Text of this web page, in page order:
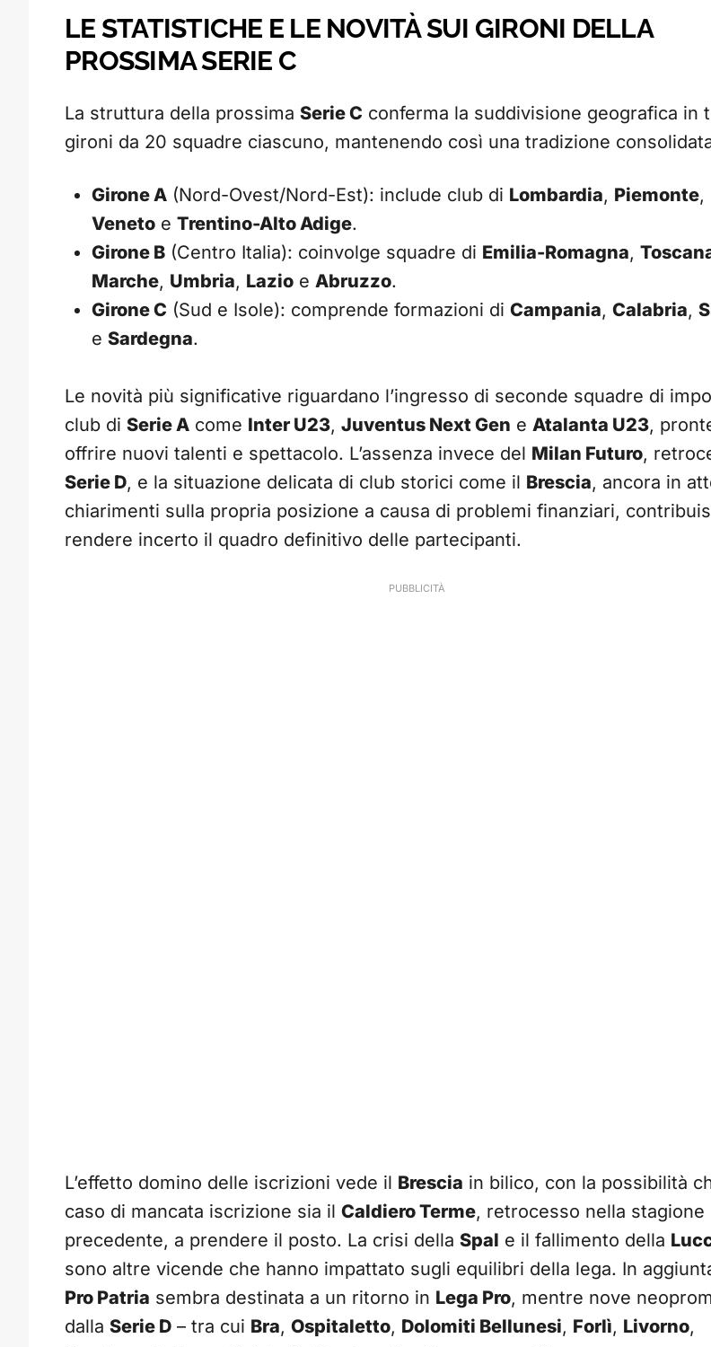
LE STATISTICHE E LE NOVITÀ SUI GIRONI DELLA
PROSSIMA SERIE C
La struttura della prossima Serie C conferma la suddivisione geografica in
gironi da 20 squadre ciascuno, mantenendo così una tradizione
Girone A (Nord-Ovest/Nord-Est): include club di Lombardia, Piemonte,
Veneto e Trentino-Alto Adige.
Girone B (Centro Italia): coinvolge squadre di Emilia-Romagna,
Marche, Umbria, Lazio e Abruzzo.
Girone C (Sud e Isole): comprende formazioni di Campania, Calabria,
e Sardegna.
Le novità più significative riguardano l’ingresso di seconde squadre di
club di Serie A come Inter U23, Juventus Next Gen e Atalanta U23,
offrire nuovi talenti e spettacolo. L’assenza invece del Milan Futuro,
Serie D, e la situazione delicata di club storici come il Brescia, ancora in
chiarimenti sulla propria posizione a causa di problemi finanziari,
rendere incerto il quadro definitivo delle partecipanti.
L’effetto domino delle iscrizioni vede il Brescia in bilico, con la possibilità
caso di mancata iscrizione sia il Caldiero Terme, retrocesso nella stagione
precedente, a prendere il posto. La crisi della Spal e il fallimento della
sono altre vicende che hanno impattato sugli equilibri della lega. In
Pro Patria sembra destinata a un ritorno in Lega Pro, mentre nove
dalla Serie D – tra cui Bra, Ospitaletto, Dolomiti Bellunesi, Forlì, Livorno,